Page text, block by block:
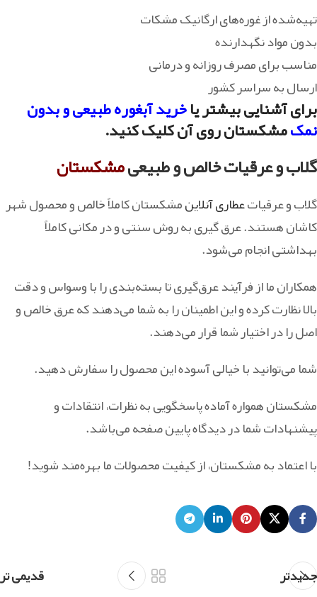
‏تهیه‌شده از غوره‌های ارگانیک مشکات
بدون مواد نگهدارنده
مناسب برای مصرف روزانه و درمانی
ارسال به سراسر کشور
برای آشنایی بیشتر یاخرید آبغوره طبیعی و بدون
نمکمشکستان روی آن کلیک کنید.
گلاب و عرقیات خالص و طبیعیمشکستان
گلاب و عرقیاتعطاری آنلاینمشکستان کاملاً خالص و محصول شهر
کاشان هستند. عرق‌ گیری به روش سنتی و در مکانی کاملاً
بهداشتی انجام می‌شود.
همکاران ما از فرآیند عرق‌گیری تا بسته‌بندی را با وسواس و دقت
بالا نظارت کرده و این اطمینان را به شما می‌دهند که عرق خالص و
اصل را در اختیار شما قرار می‌دهند.
شما می‌توانید با خیالی آسوده این محصول را سفارش دهید.
مشکستان همواره آماده پاسخگویی به نظرات، انتقادات و
پیشنهادات شما در دیدگاه پایین صفحه می‌باشد.
با اعتماد به مشکستان، از کیفیت محصولات ما بهره‌مند شوید!
جدیدتر قدیمی تر